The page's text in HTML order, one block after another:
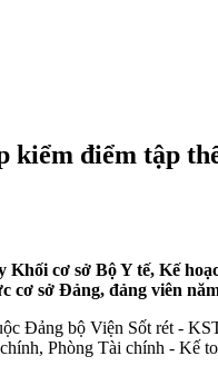
điểm tập
cơ sở Bộ Y tế, Kế
sở Đảng, đảng viên
Đảng bộ Viện Sốt rét -
Phòng Tài chính - Kế